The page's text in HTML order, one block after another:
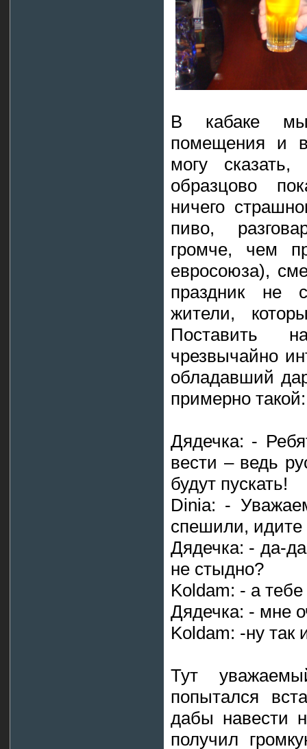
В кабаке
помещения и
могу
образцово
ничего
пиво,
громче, чем
евросоюза),
праздник не
жители,
Поставить
чрезвычайно
обладавший
примерно такой:
Дядечка: -
вести – ведь
будут пускать!
Dinia: -
спешили, идите
Дядечка: - да-
не стыдно?
Koldam: - а
Дядечка: - мне
Koldam: -ну
Тут
попытался
дабы навести
получил